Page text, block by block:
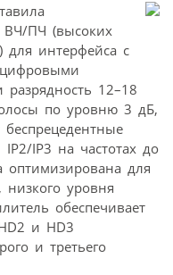
ВЧ/ПЧ (высоких
для интерфейса с
12–18
по уровню 3 дБ,
IP3 на частотах до
оптимизирована для
уровня
обеспечивает
и HD3
и третьего